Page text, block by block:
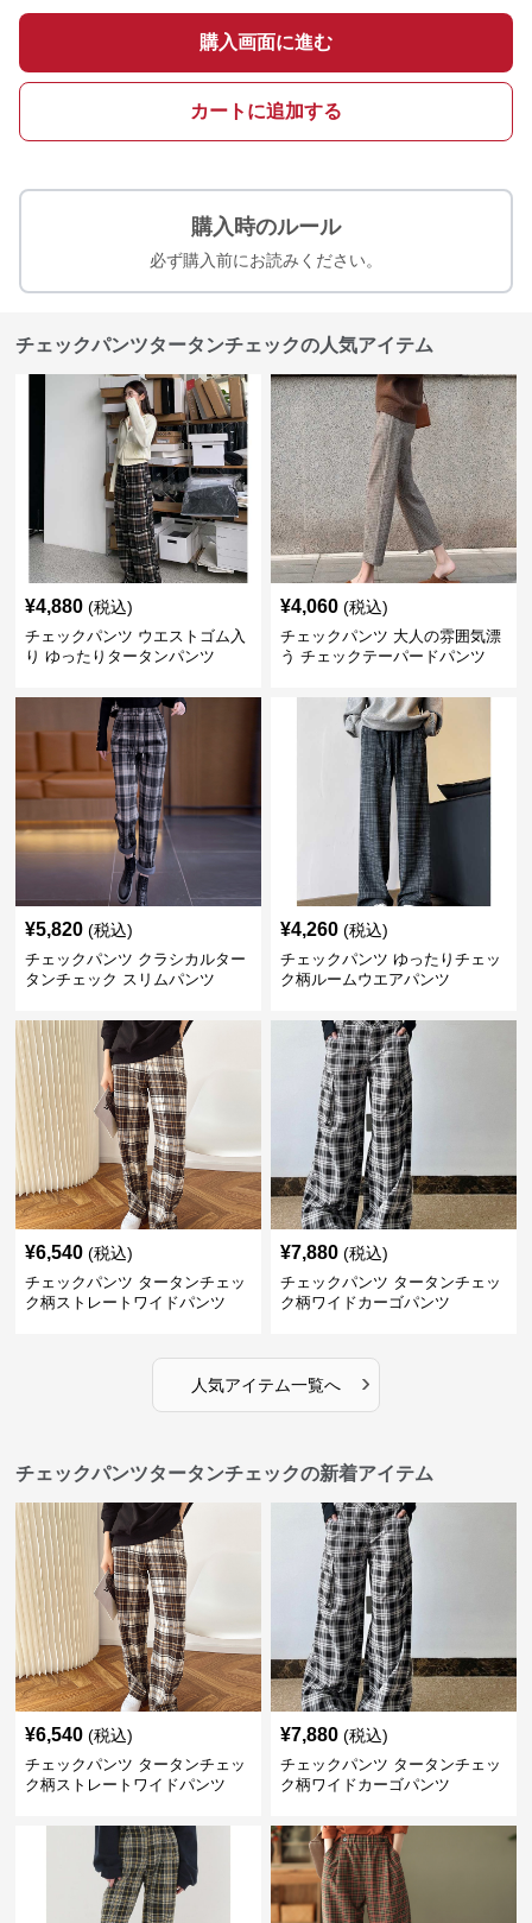
購入画面に進む
カートに追加する
購入時のルール
必ず購入前にお読みください。
チェックパンツタータンチェックの人気アイテム
¥4,880 (税込)
チェックパンツ ウエストゴム入
り ゆったりタータンパンツ
¥4,060 (税込)
チェックパンツ 大人の雰囲気漂
う チェックテーパードパンツ
¥5,820 (税込)
チェックパンツ クラシカルター
タンチェック スリムパンツ
¥4,260 (税込)
チェックパンツ ゆったりチェッ
ク柄ルームウエアパンツ
¥6,540 (税込)
チェックパンツ タータンチェッ
ク柄ストレートワイドパンツ
¥7,880 (税込)
チェックパンツ タータンチェッ
ク柄ワイドカーゴパンツ
人気アイテム一覧へ ›
チェックパンツタータンチェックの新着アイテム
¥6,540 (税込)
チェックパンツ タータンチェッ
ク柄ストレートワイドパンツ
¥7,880 (税込)
チェックパンツ タータンチェッ
ク柄ワイドカーゴパンツ